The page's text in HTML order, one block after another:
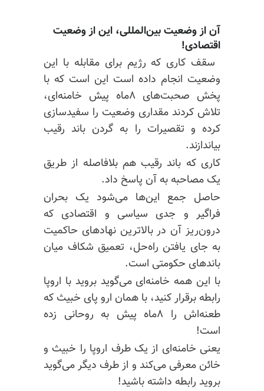
آن از وضعیت بین‌المللی، این از وضعیت
اقتصادی!
‌ سقف کاری که رژیم برای مقابله با این
وضعیت انجام داده است این است که با
پخش صحبت‌های ۸ماه پیش خامنه‌ای،
تلاش کردند مقداری وضعیت را سفیدسازی
کرده و تقصیرات را به گردن باند رقیب
بیاندازند.
کاری که باند رقیب هم بلافاصله از طریق
یک مصاحبه به آن پاسخ داد.
حاصل جمع این‌ها می‌شود یک بحران
فراگیر و جدی سیاسی و اقتصادی که
درون‌ریز آن در بالاترین نهادهای حاکمیت
به جای یافتن راه‌حل، تعمیق شکاف میان
باندهای حکومتی است.
با این‌ همه خامنه‌ای می‌گوید بروید با اروپا
رابطه برقرار کنید، با همان ارو پای خبیث که
طعنه‌اش را ۸ماه پیش به روحانی زده
است!
یعنی خامنه‌ای از یک طرف اروپا را خبیث و
خائن معرفی می‌کند و از طرف دیگر می‌گوید
بروید رابطه داشته باشید!